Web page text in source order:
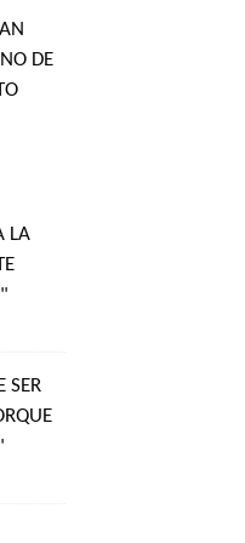
DE
LA
SER